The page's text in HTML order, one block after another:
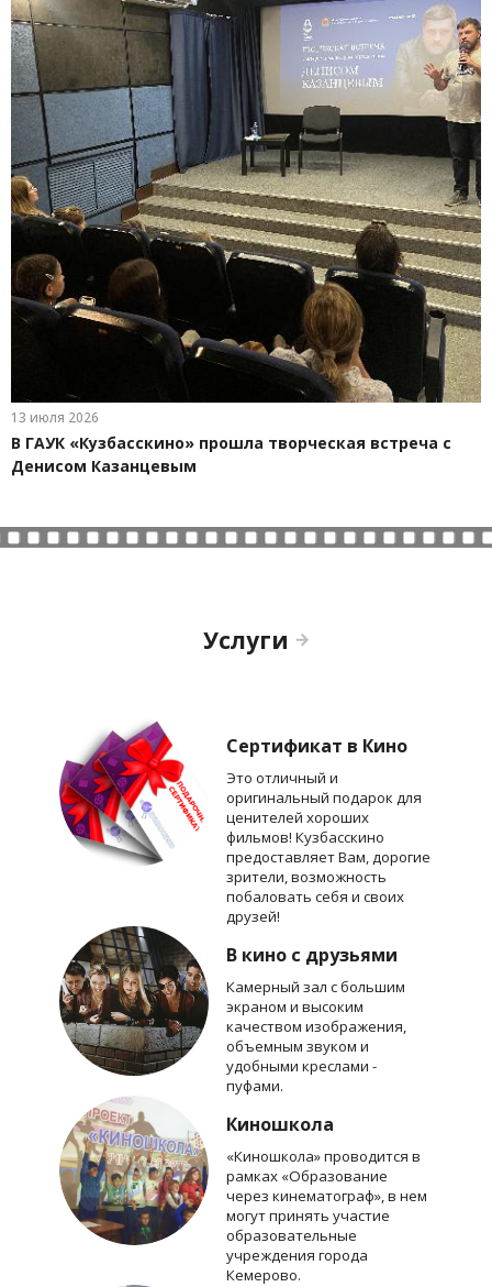
13 июля 2026
В ГАУК «Кузбасскино» прошла творческая встреча с
Денисом Казанцевым
Услуги
Сертификат в Кино
Это отличный и
оригинальный подарок для
ценителей хороших
фильмов! Кузбасскино
предоставляет Вам, дорогие
зрители, возможность
побаловать себя и своих
друзей!
В кино с друзьями
Камерный зал с большим
экраном и высоким
качеством изображения,
объемным звуком и
удобными креслами -
пуфами.
Киношкола
«Киношкола» проводится в
рамках «Образование
через кинематограф», в нем
могут принять участие
образовательные
учреждения города
Кемерово.